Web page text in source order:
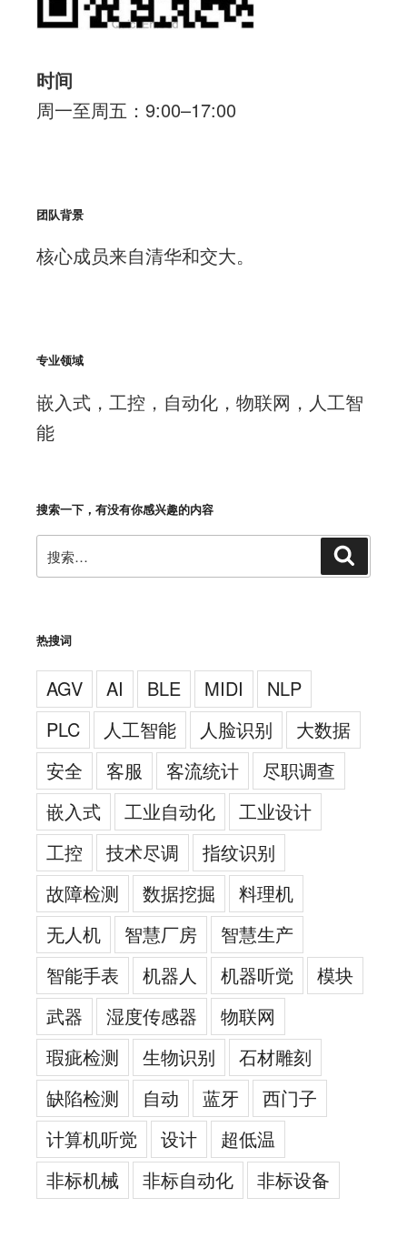
时间
周一至周五：9:00–17:00
团队背景
核心成员来自清华和交大。
专业领域
嵌入式，工控，自动化，物联网，人工智
能
搜索一下，有没有你感兴趣的内容
搜
索：
热搜词
AGV AI BLE MIDI
NLP
PLC
人工智能 人脸识别
大数据
安全
客服 客流统计
尽职调查
嵌入式
工业自动化
工业设计
工控
技术尽调
指纹识别
故障检测
数据挖掘
料理机
无人机
智慧厂房
智慧生产
智能手表
机器人 机器听觉
模块
武器
湿度传感器
物联网
瑕疵检测
生物识别
石材雕刻
缺陷检测
自动 蓝牙
西门子
计算机听觉
设计
超低温
非标机械
非标自动化 非标设备